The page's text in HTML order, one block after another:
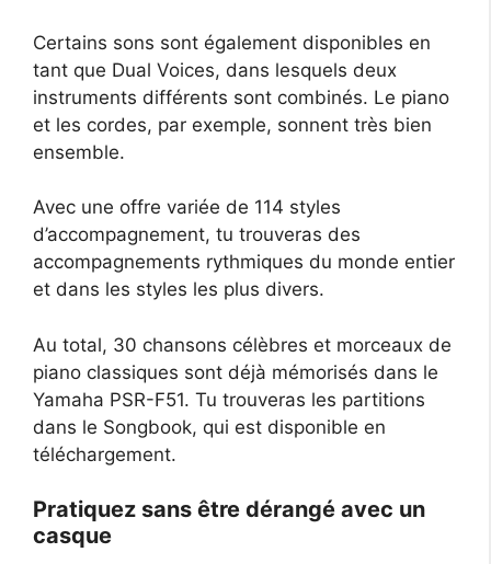
Certains sons sont également disponibles en
tant que Dual Voices, dans lesquels deux
instruments différents sont combinés. Le piano
et les cordes, par exemple, sonnent très bien
ensemble.
Avec une offre variée de 114 styles
d’accompagnement, tu trouveras des
accompagnements rythmiques du monde entier
et dans les styles les plus divers.
Au total, 30 chansons célèbres et morceaux de
piano classiques sont déjà mémorisés dans le
Yamaha PSR-F51. Tu trouveras les partitions
dans le Songbook, qui est disponible en
téléchargement.
Pratiquez sans être dérangé avec un
casque